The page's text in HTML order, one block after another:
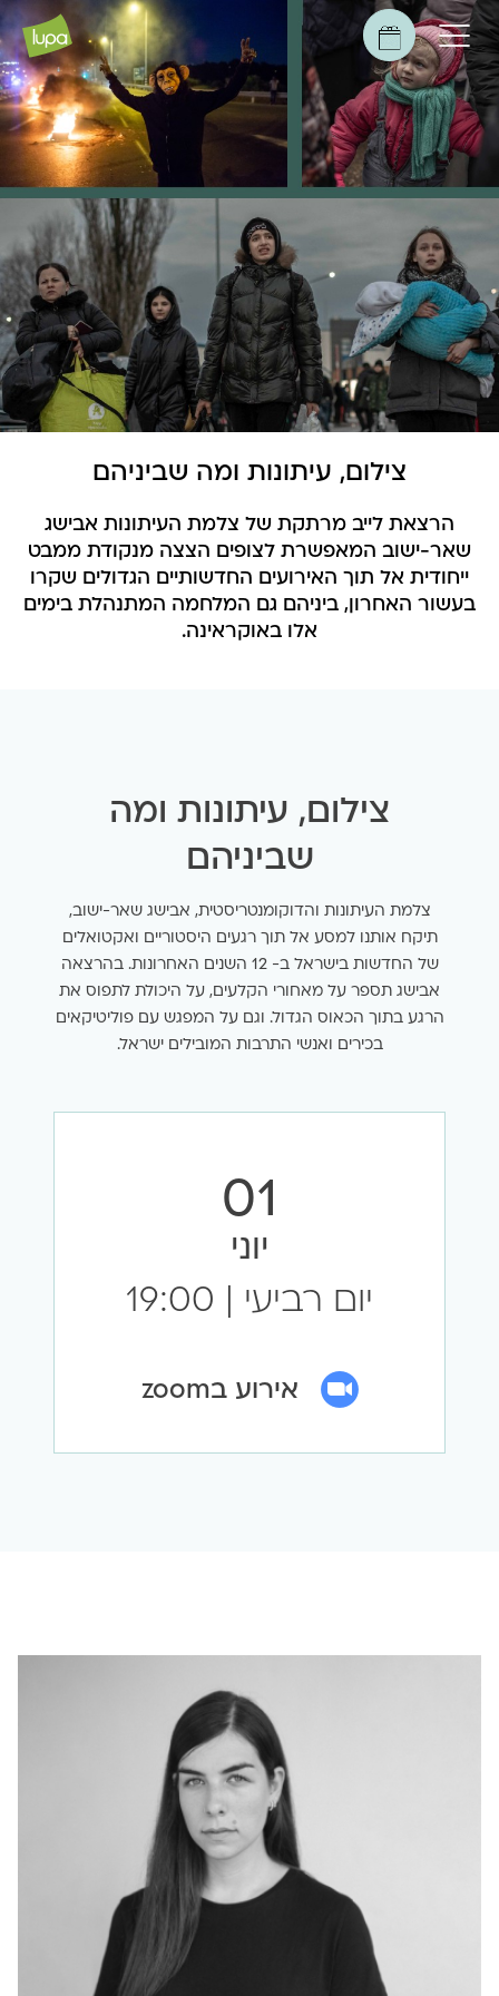
צילום, עיתונות ומה שביניהם
הרצאת לייב מרתקת של צלמת העיתונות אבישג
שאר-ישוב המאפשרת לצופים הצצה מנקודת ממבט
ייחודית אל תוך האירועים החדשותיים הגדולים שקרו
בעשור האחרון, ביניהם גם המלחמה המתנהלת בימים
אלו באוקראינה.
צילום, עיתונות ומה
שביניהם
צלמת העיתונות והדוקומנטריסטית, אבישג שאר-ישוב,
תיקח אותנו למסע אל תוך רגעים היסטוריים ואקטואלים
של החדשות בישראל ב- 12 השנים האחרונות. בהרצאה
אבישג תספר על מאחורי הקלעים, על היכולת לתפוס את
הרגע בתוך הכאוס הגדול. וגם על המפגש עם פוליטיקאים
בכירים ואנשי התרבות המובילים ישראל.
01
יוני
יום רביעי |
19:00
אירוע בzoom